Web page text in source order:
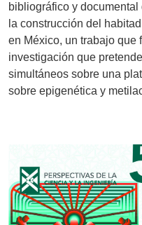
bibliográfico y
la construcción del
en México, un trabajo que
investigación que
simultáneos sobre una
sobre epigenética y